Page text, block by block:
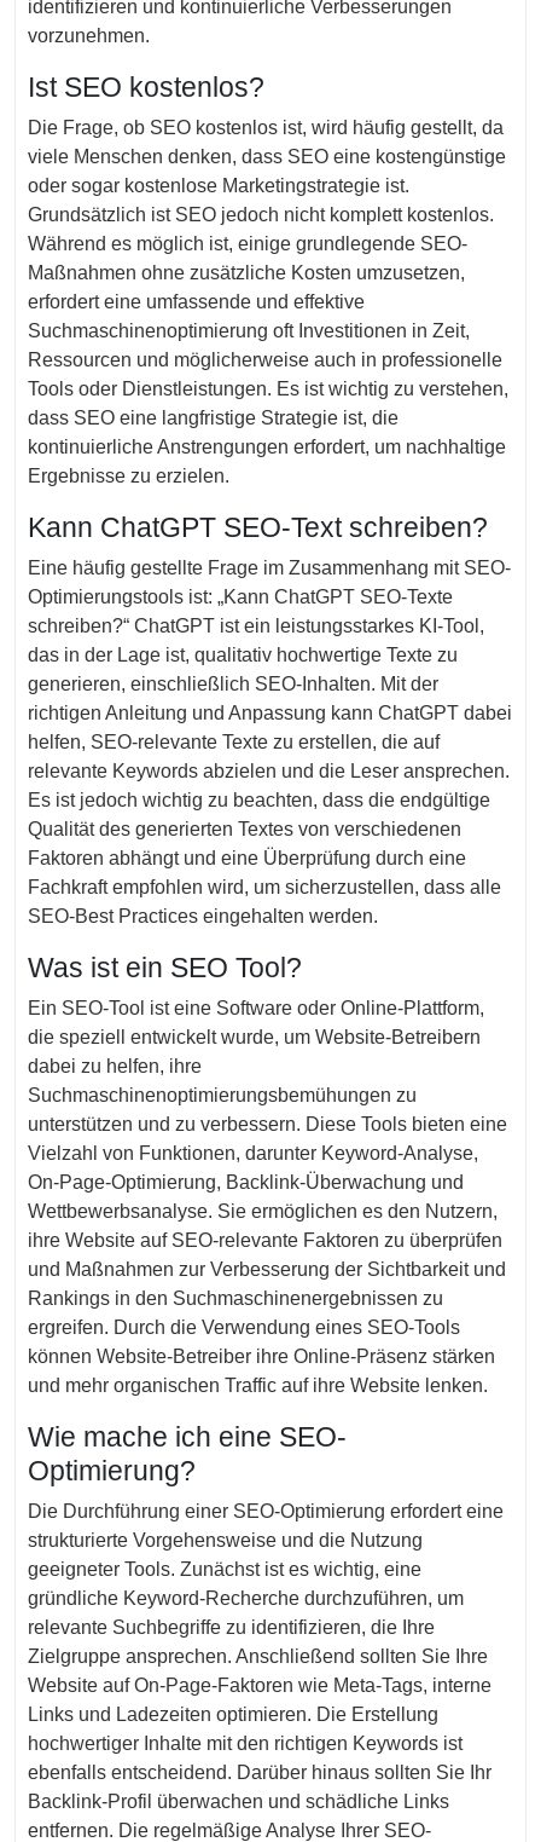
identifizieren und kontinuierliche Verbesserungen
vorzunehmen.
Ist SEO kostenlos?
Die Frage, ob SEO kostenlos ist, wird häufig gestellt, da
viele Menschen denken, dass SEO eine kostengünstige
oder sogar kostenlose Marketingstrategie ist.
Grundsätzlich ist SEO jedoch nicht komplett kostenlos.
Während es möglich ist, einige grundlegende SEO-
Maßnahmen ohne zusätzliche Kosten umzusetzen,
erfordert eine umfassende und effektive
Suchmaschinenoptimierung oft Investitionen in Zeit,
Ressourcen und möglicherweise auch in professionelle
Tools oder Dienstleistungen. Es ist wichtig zu verstehen,
dass SEO eine langfristige Strategie ist, die
kontinuierliche Anstrengungen erfordert, um nachhaltige
Ergebnisse zu erzielen.
Kann ChatGPT SEO-Text schreiben?
Eine häufig gestellte Frage im Zusammenhang mit SEO-
Optimierungstools ist: „Kann ChatGPT SEO-Texte
schreiben?“ ChatGPT ist ein leistungsstarkes KI-Tool,
das in der Lage ist, qualitativ hochwertige Texte zu
generieren, einschließlich SEO-Inhalten. Mit der
richtigen Anleitung und Anpassung kann ChatGPT dabei
helfen, SEO-relevante Texte zu erstellen, die auf
relevante Keywords abzielen und die Leser ansprechen.
Es ist jedoch wichtig zu beachten, dass die endgültige
Qualität des generierten Textes von verschiedenen
Faktoren abhängt und eine Überprüfung durch eine
Fachkraft empfohlen wird, um sicherzustellen, dass alle
SEO-Best Practices eingehalten werden.
Was ist ein SEO Tool?
Ein SEO-Tool ist eine Software oder Online-Plattform,
die speziell entwickelt wurde, um Website-Betreibern
dabei zu helfen, ihre
Suchmaschinenoptimierungsbemühungen zu
unterstützen und zu verbessern. Diese Tools bieten eine
Vielzahl von Funktionen, darunter Keyword-Analyse,
On-Page-Optimierung, Backlink-Überwachung und
Wettbewerbsanalyse. Sie ermöglichen es den Nutzern,
ihre Website auf SEO-relevante Faktoren zu überprüfen
und Maßnahmen zur Verbesserung der Sichtbarkeit und
Rankings in den Suchmaschinenergebnissen zu
ergreifen. Durch die Verwendung eines SEO-Tools
können Website-Betreiber ihre Online-Präsenz stärken
und mehr organischen Traffic auf ihre Website lenken.
Wie mache ich eine SEO-
Optimierung?
Die Durchführung einer SEO-Optimierung erfordert eine
strukturierte Vorgehensweise und die Nutzung
geeigneter Tools. Zunächst ist es wichtig, eine
gründliche Keyword-Recherche durchzuführen, um
relevante Suchbegriffe zu identifizieren, die Ihre
Zielgruppe ansprechen. Anschließend sollten Sie Ihre
Website auf On-Page-Faktoren wie Meta-Tags, interne
Links und Ladezeiten optimieren. Die Erstellung
hochwertiger Inhalte mit den richtigen Keywords ist
ebenfalls entscheidend. Darüber hinaus sollten Sie Ihr
Backlink-Profil überwachen und schädliche Links
entfernen. Die regelmäßige Analyse Ihrer SEO-